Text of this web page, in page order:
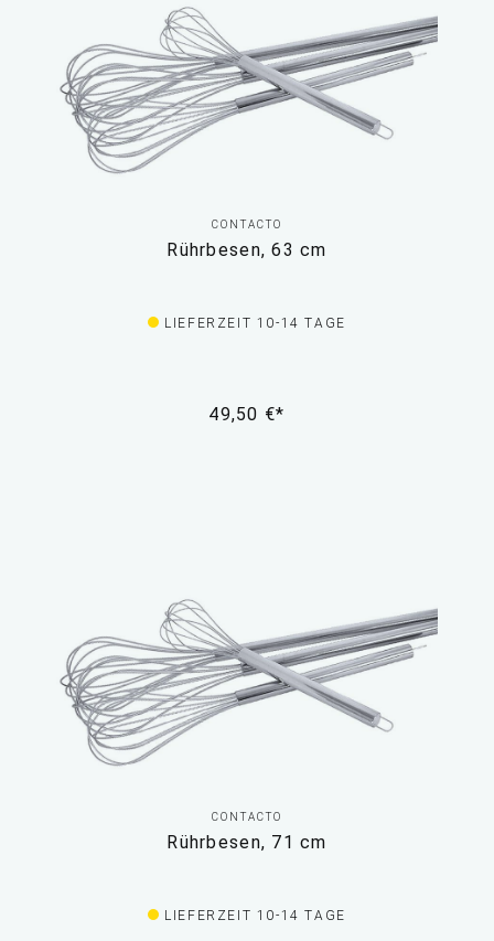
CONTACTO
Rührbesen, 63 cm
LIEFERZEIT 10-14 TAGE
49,50 €*
CONTACTO
Rührbesen, 71 cm
LIEFERZEIT 10-14 TAGE